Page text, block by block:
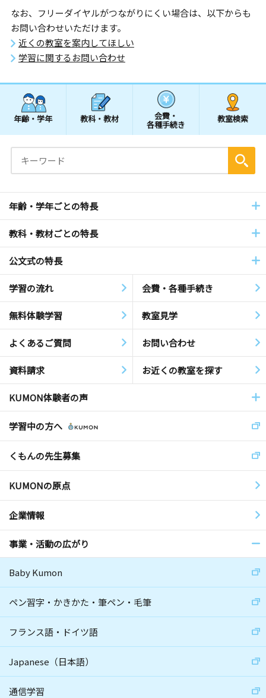
なお、フリーダイヤルがつながりにくい場合は、以下からも
お問い合わせいただけます。
近くの教室を案内してほしい
学習に関するお問い合わせ
年齢・学年 教科・教材 会費・
各種手続き
教室検索
年齢・学年ごとの特長
教科・教材ごとの特長
公文式の特長
学習の流れ 会費・各種手続き
無料体験学習 教室見学
よくあるご質問 お問い合わせ
資料請求 お近くの教室を探す
KUMON体験者の声
学習中の方へ
くもんの先生募集
KUMONの原点
企業情報
事業・活動の広がり
Baby Kumon
ペン習字・かきかた・筆ペン・毛筆
フランス語・ドイツ語
Japanese（日本語）
通信学習